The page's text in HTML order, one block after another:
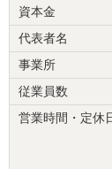
今後とも末永い
す。
建物のタイプ
リフォーム箇所：外
価格
施工地
：岐
：
資本金
代表者名
事業所
従業員数
営業時間・定休